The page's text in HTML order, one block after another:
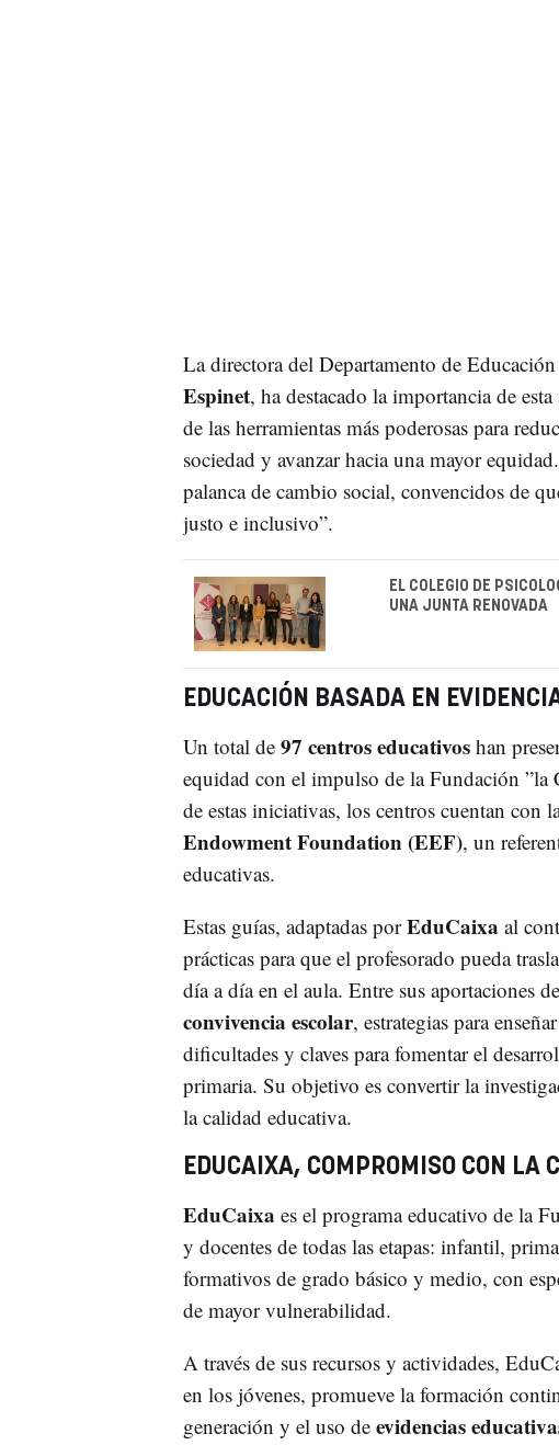
La directora del Departamento de
Espinet, ha destacado la importancia de
de las herramientas más poderosas para
sociedad y avanzar hacia una mayor
palanca de cambio social, convencidos de
justo e inclusivo”.
EL COLEGIO DE
UNA JUNTA RENOVADA
EDUCACIÓN BASADA EN
Un total de 97 centros educativoshan
equidad con el impulso de la Fundación ”la
de estas iniciativas, los centros cuentan con
Endowment Foundation (EEF), un
educativas.
Estas guías, adaptadas porEduCaixa al
prácticas para que el profesorado pueda
día a día en el aula. Entre sus aportaciones
convivencia escolar, estrategias para enseñar
dificultades y claves para fomentar el
primaria. Su objetivo es convertir la
la calidad educativa.
EDUCAIXA, COMPROMISO CON LA
EduCaixa es el programa educativo de la
y docentes de todas las etapas: infantil,
formativos de grado básico y medio, con
de mayor vulnerabilidad.
A través de sus recursos y actividades,
en los jóvenes, promueve la formación
generación y el uso de evidencias